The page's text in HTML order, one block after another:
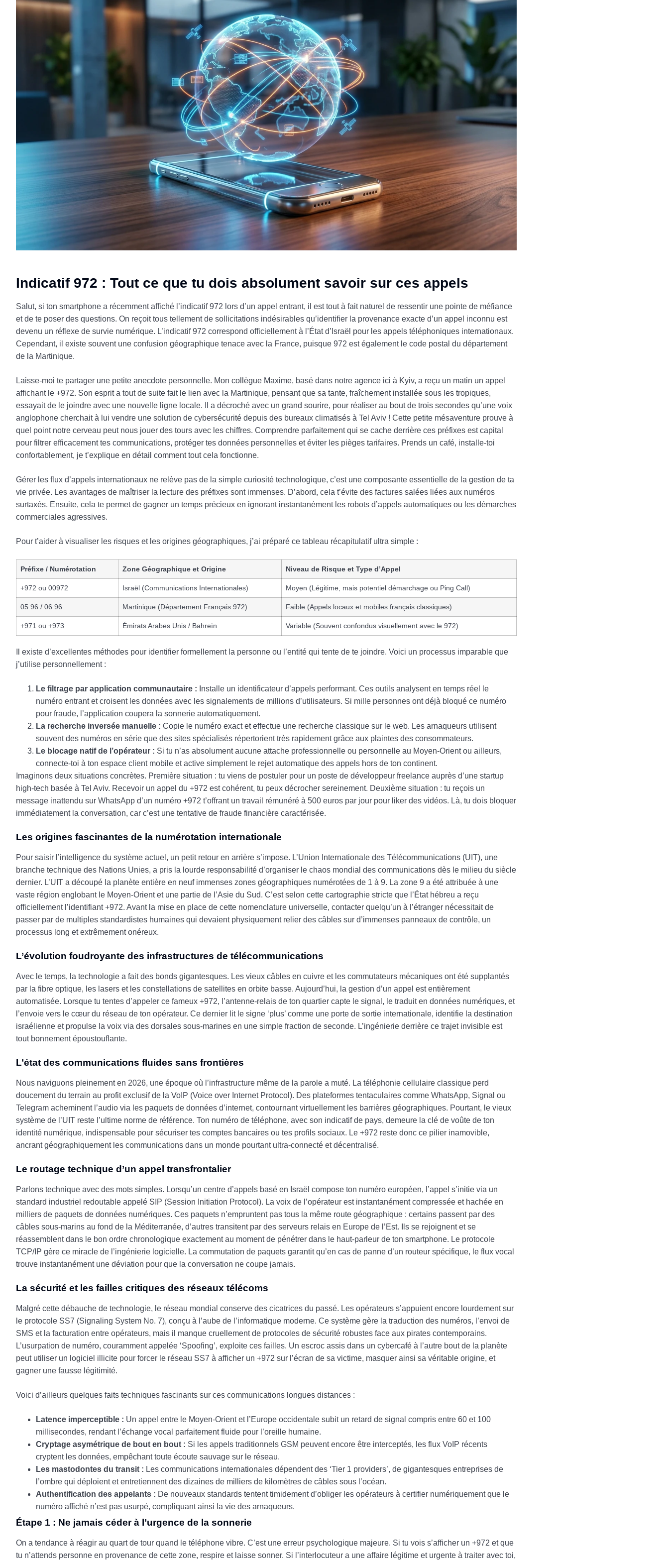
Indicatif 972 : Tout ce que tu dois absolument savoir sur ces appels
Salut, si ton smartphone a récemment affiché l’indicatif 972 lors d’un appel entrant, il est tout à fait naturel de ressentir une pointe de méfiance
et de te poser des questions. On reçoit tous tellement de sollicitations indésirables qu’identifier la provenance exacte d’un appel inconnu est
devenu un réflexe de survie numérique. L’indicatif 972 correspond officiellement à l’État d’Israël pour les appels téléphoniques internationaux.
Cependant, il existe souvent une confusion géographique tenace avec la France, puisque 972 est également le code postal du département
de la Martinique.
Laisse-moi te partager une petite anecdote personnelle. Mon collègue Maxime, basé dans notre agence ici à Kyiv, a reçu un matin un appel
affichant le +972. Son esprit a tout de suite fait le lien avec la Martinique, pensant que sa tante, fraîchement installée sous les tropiques,
essayait de le joindre avec une nouvelle ligne locale. Il a décroché avec un grand sourire, pour réaliser au bout de trois secondes qu’une voix
anglophone cherchait à lui vendre une solution de cybersécurité depuis des bureaux climatisés à Tel Aviv ! Cette petite mésaventure prouve à
quel point notre cerveau peut nous jouer des tours avec les chiffres. Comprendre parfaitement qui se cache derrière ces préfixes est capital
pour filtrer efficacement tes communications, protéger tes données personnelles et éviter les pièges tarifaires. Prends un café, installe-toi
confortablement, je t’explique en détail comment tout cela fonctionne.
Gérer les flux d’appels internationaux ne relève pas de la simple curiosité technologique, c’est une composante essentielle de la gestion de ta
vie privée. Les avantages de maîtriser la lecture des préfixes sont immenses. D’abord, cela t’évite des factures salées liées aux numéros
surtaxés. Ensuite, cela te permet de gagner un temps précieux en ignorant instantanément les robots d’appels automatiques ou les démarches
commerciales agressives.
Pour t’aider à visualiser les risques et les origines géographiques, j’ai préparé ce tableau récapitulatif ultra simple :
Préfixe / Numérotation Zone Géographique et Origine Niveau de Risque et Type d’Appel
+972 ou 00972 Israël (Communications Internationales) Moyen (Légitime, mais potentiel démarchage ou Ping Call)
05 96 / 06 96 Martinique (Département Français 972) Faible (Appels locaux et mobiles français classiques)
+971 ou +973 Émirats Arabes Unis / Bahreïn Variable (Souvent confondus visuellement avec le 972)
Il existe d’excellentes méthodes pour identifier formellement la personne ou l’entité qui tente de te joindre. Voici un processus imparable que
j’utilise personnellement :
Le filtrage par application communautaire : Installe un identificateur d’appels performant. Ces outils analysent en temps réel le
numéro entrant et croisent les données avec les signalements de millions d’utilisateurs. Si mille personnes ont déjà bloqué ce numéro
pour fraude, l’application coupera la sonnerie automatiquement.
La recherche inversée manuelle : Copie le numéro exact et effectue une recherche classique sur le web. Les arnaqueurs utilisent
souvent des numéros en série que des sites spécialisés répertorient très rapidement grâce aux plaintes des consommateurs.
Le blocage natif de l’opérateur : Si tu n’as absolument aucune attache professionnelle ou personnelle au Moyen-Orient ou ailleurs,
connecte-toi à ton espace client mobile et active simplement le rejet automatique des appels hors de ton continent.
Imaginons deux situations concrètes. Première situation : tu viens de postuler pour un poste de développeur freelance auprès d’une startup
high-tech basée à Tel Aviv. Recevoir un appel du +972 est cohérent, tu peux décrocher sereinement. Deuxième situation : tu reçois un
message inattendu sur WhatsApp d’un numéro +972 t’offrant un travail rémunéré à 500 euros par jour pour liker des vidéos. Là, tu dois bloquer
immédiatement la conversation, car c’est une tentative de fraude financière caractérisée.
Les origines fascinantes de la numérotation internationale
Pour saisir l’intelligence du système actuel, un petit retour en arrière s’impose. L’Union Internationale des Télécommunications (UIT), une
branche technique des Nations Unies, a pris la lourde responsabilité d’organiser le chaos mondial des communications dès le milieu du siècle
dernier. L’UIT a découpé la planète entière en neuf immenses zones géographiques numérotées de 1 à 9. La zone 9 a été attribuée à une
vaste région englobant le Moyen-Orient et une partie de l’Asie du Sud. C’est selon cette cartographie stricte que l’État hébreu a reçu
officiellement l’identifiant +972. Avant la mise en place de cette nomenclature universelle, contacter quelqu’un à l’étranger nécessitait de
passer par de multiples standardistes humaines qui devaient physiquement relier des câbles sur d’immenses panneaux de contrôle, un
processus long et extrêmement onéreux.
L’évolution foudroyante des infrastructures de télécommunications
Avec le temps, la technologie a fait des bonds gigantesques. Les vieux câbles en cuivre et les commutateurs mécaniques ont été supplantés
par la fibre optique, les lasers et les constellations de satellites en orbite basse. Aujourd’hui, la gestion d’un appel est entièrement
automatisée. Lorsque tu tentes d’appeler ce fameux +972, l’antenne-relais de ton quartier capte le signal, le traduit en données numériques, et
l’envoie vers le cœur du réseau de ton opérateur. Ce dernier lit le signe ‘plus’ comme une porte de sortie internationale, identifie la destination
israélienne et propulse la voix via des dorsales sous-marines en une simple fraction de seconde. L’ingénierie derrière ce trajet invisible est
tout bonnement époustouflante.
L’état des communications fluides sans frontières
Nous naviguons pleinement en 2026, une époque où l’infrastructure même de la parole a muté. La téléphonie cellulaire classique perd
doucement du terrain au profit exclusif de la VoIP (Voice over Internet Protocol). Des plateformes tentaculaires comme WhatsApp, Signal ou
Telegram acheminent l’audio via les paquets de données d’internet, contournant virtuellement les barrières géographiques. Pourtant, le vieux
système de l’UIT reste l’ultime norme de référence. Ton numéro de téléphone, avec son indicatif de pays, demeure la clé de voûte de ton
identité numérique, indispensable pour sécuriser tes comptes bancaires ou tes profils sociaux. Le +972 reste donc ce pilier inamovible,
ancrant géographiquement les communications dans un monde pourtant ultra-connecté et décentralisé.
Le routage technique d’un appel transfrontalier
Parlons technique avec des mots simples. Lorsqu’un centre d’appels basé en Israël compose ton numéro européen, l’appel s’initie via un
standard industriel redoutable appelé SIP (Session Initiation Protocol). La voix de l’opérateur est instantanément compressée et hachée en
milliers de paquets de données numériques. Ces paquets n’empruntent pas tous la même route géographique : certains passent par des
câbles sous-marins au fond de la Méditerranée, d’autres transitent par des serveurs relais en Europe de l’Est. Ils se rejoignent et se
réassemblent dans le bon ordre chronologique exactement au moment de pénétrer dans le haut-parleur de ton smartphone. Le protocole
TCP/IP gère ce miracle de l’ingénierie logicielle. La commutation de paquets garantit qu’en cas de panne d’un routeur spécifique, le flux vocal
trouve instantanément une déviation pour que la conversation ne coupe jamais.
La sécurité et les failles critiques des réseaux télécoms
Malgré cette débauche de technologie, le réseau mondial conserve des cicatrices du passé. Les opérateurs s’appuient encore lourdement sur
le protocole SS7 (Signaling System No. 7), conçu à l’aube de l’informatique moderne. Ce système gère la traduction des numéros, l’envoi de
SMS et la facturation entre opérateurs, mais il manque cruellement de protocoles de sécurité robustes face aux pirates contemporains.
L’usurpation de numéro, couramment appelée ‘Spoofing’, exploite ces failles. Un escroc assis dans un cybercafé à l’autre bout de la planète
peut utiliser un logiciel illicite pour forcer le réseau SS7 à afficher un +972 sur l’écran de sa victime, masquer ainsi sa véritable origine, et
gagner une fausse légitimité.
Voici d’ailleurs quelques faits techniques fascinants sur ces communications longues distances :
Latence imperceptible : Un appel entre le Moyen-Orient et l’Europe occidentale subit un retard de signal compris entre 60 et 100
millisecondes, rendant l’échange vocal parfaitement fluide pour l’oreille humaine.
Cryptage asymétrique de bout en bout : Si les appels traditionnels GSM peuvent encore être interceptés, les flux VoIP récents
cryptent les données, empêchant toute écoute sauvage sur le réseau.
Les mastodontes du transit : Les communications internationales dépendent des ‘Tier 1 providers’, de gigantesques entreprises de
l’ombre qui déploient et entretiennent des dizaines de milliers de kilomètres de câbles sous l’océan.
Authentification des appelants : De nouveaux standards tentent timidement d’obliger les opérateurs à certifier numériquement que le
numéro affiché n’est pas usurpé, compliquant ainsi la vie des arnaqueurs.
Étape 1 : Ne jamais céder à l’urgence de la sonnerie
On a tendance à réagir au quart de tour quand le téléphone vibre. C’est une erreur psychologique majeure. Si tu vois s’afficher un +972 et que
tu n’attends personne en provenance de cette zone, respire et laisse sonner. Si l’interlocuteur a une affaire légitime et urgente à traiter avec toi,